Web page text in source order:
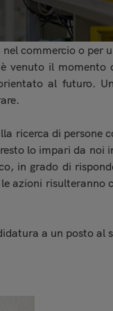
commercio o per
il momento
al futuro.
ricerca di persone
lo impari da noi
in grado di
azioni risulteranno
a un posto al